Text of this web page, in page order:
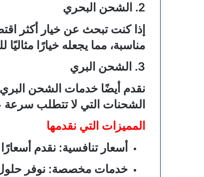
2. الشحن البحري
إذا كنت تبحث عن خيار أكثر
مناسبة، مما يجعله خيارًا مثاليًا
3. الشحن البري
نقدم أيضًا خدمات الشحن
الشحنات التي لا تتطلب سرعة
المميزات التي نقدمها
أسعار تنافسية: نقدم
خدمات مخصصة: نوفر